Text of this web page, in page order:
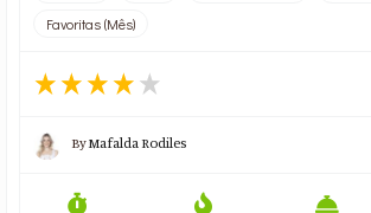
Favoritas (Mês)
ByMafalda Rodiles